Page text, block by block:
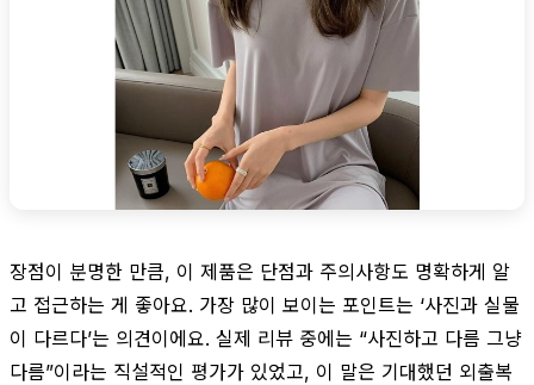
장점이 분명한 만큼, 이 제품은 단점과 주의사항도 명확하게 알
고 접근하는 게 좋아요. 가장 많이 보이는 포인트는 ‘사진과 실물
이 다르다’는 의견이에요. 실제 리뷰 중에는 “사진하고 다름 그냥
다름”이라는 직설적인 평가가 있었고, 이 말은 기대했던 외출복